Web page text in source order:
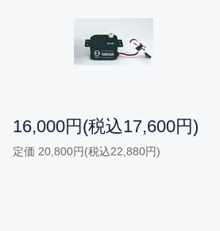
16,000円(税込17,600円)
定価 20,800円(税込22,880円)